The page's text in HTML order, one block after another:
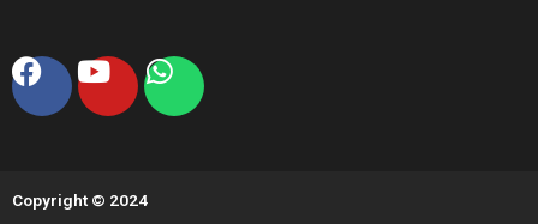
Facebook
YoutubeWhatsapp
Copyright © 2024